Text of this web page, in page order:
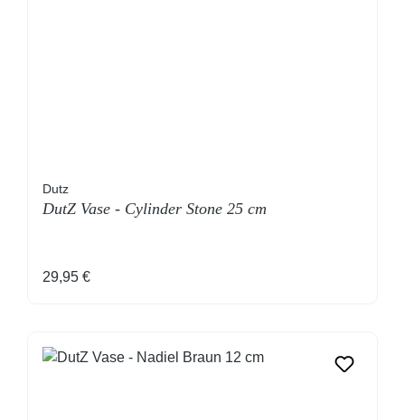
Dutz
DutZ Vase - Cylinder Stone 25 cm
Regulärer Preis:
29,95 €